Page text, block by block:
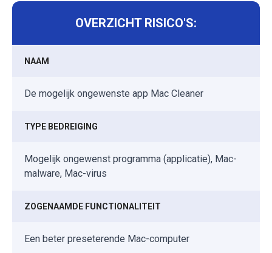
OVERZICHT RISICO'S:
NAAM
De mogelijk ongewenste app Mac Cleaner
TYPE BEDREIGING
Mogelijk ongewenst programma (applicatie), Mac-
malware, Mac-virus
ZOGENAAMDE FUNCTIONALITEIT
Een beter preseterende Mac-computer